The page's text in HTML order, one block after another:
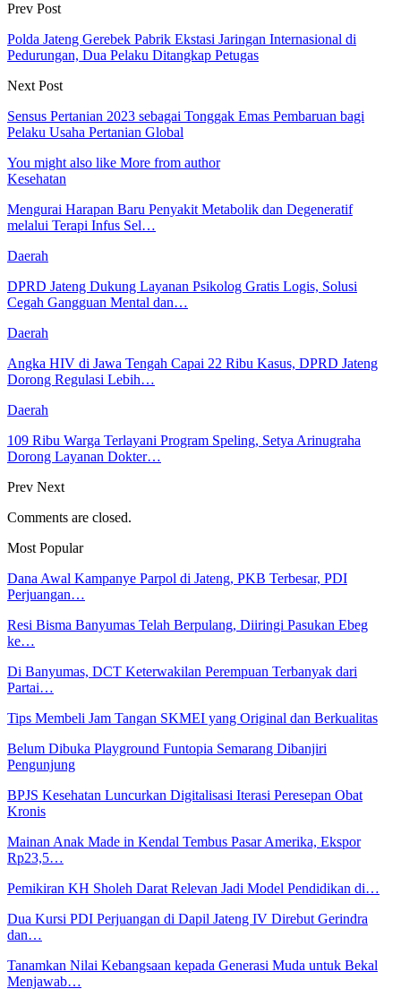
Prev Post
Polda Jateng Gerebek Pabrik Ekstasi Jaringan Internasional di
Pedurungan, Dua Pelaku Ditangkap Petugas
Next Post
Sensus Pertanian 2023 sebagai Tonggak Emas Pembaruan bagi
Pelaku Usaha Pertanian Global
You might also like More from author
Kesehatan
Mengurai Harapan Baru Penyakit Metabolik dan Degeneratif
melalui Terapi Infus Sel…
Daerah
DPRD Jateng Dukung Layanan Psikolog Gratis Logis, Solusi
Cegah Gangguan Mental dan…
Daerah
Angka HIV di Jawa Tengah Capai 22 Ribu Kasus, DPRD Jateng
Dorong Regulasi Lebih…
Daerah
109 Ribu Warga Terlayani Program Speling, Setya Arinugraha
Dorong Layanan Dokter…
Prev Next
Comments are closed.
Most Popular
Dana Awal Kampanye Parpol di Jateng, PKB Terbesar, PDI
Perjuangan…
Resi Bisma Banyumas Telah Berpulang, Diiringi Pasukan Ebeg
ke…
Di Banyumas, DCT Keterwakilan Perempuan Terbanyak dari
Partai…
Tips Membeli Jam Tangan SKMEI yang Original dan Berkualitas
Belum Dibuka Playground Funtopia Semarang Dibanjiri
Pengunjung
BPJS Kesehatan Luncurkan Digitalisasi Iterasi Peresepan Obat
Kronis
Mainan Anak Made in Kendal Tembus Pasar Amerika, Ekspor
Rp23,5…
Pemikiran KH Sholeh Darat Relevan Jadi Model Pendidikan di…
Dua Kursi PDI Perjuangan di Dapil Jateng IV Direbut Gerindra
dan…
Tanamkan Nilai Kebangsaan kepada Generasi Muda untuk Bekal
Menjawab…